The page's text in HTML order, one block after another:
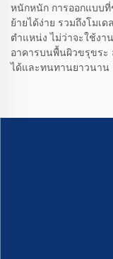
หนักหนัก การออกแบบที่
ย้ายได้ง่าย รวมถึงโมเ
ตำแหน่ง ไม่ว่าจะใช้ง
อาคารบนพื้นผิวขรุขระ
ได้และทนทานยาวนาน